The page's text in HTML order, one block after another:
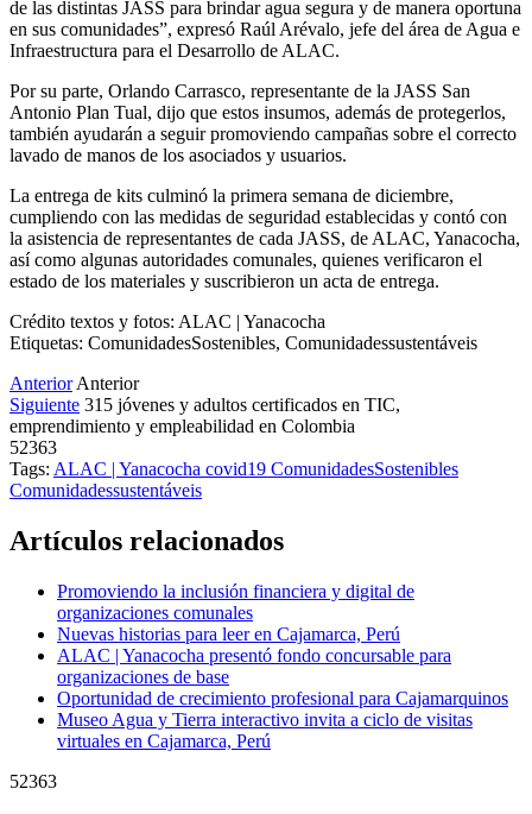
de las distintas JASS para brindar agua segura y de manera oportuna
en sus comunidades”, expresó Raúl Arévalo, jefe del área de Agua e
Infraestructura para el Desarrollo de ALAC.
Por su parte, Orlando Carrasco, representante de la JASS San
Antonio Plan Tual, dijo que estos insumos, además de protegerlos,
también ayudarán a seguir promoviendo campañas sobre el correcto
lavado de manos de los asociados y usuarios.
La entrega de kits culminó la primera semana de diciembre,
cumpliendo con las medidas de seguridad establecidas y contó con
la asistencia de representantes de cada JASS, de ALAC, Yanacocha,
así como algunas autoridades comunales, quienes verificaron el
estado de los materiales y suscribieron un acta de entrega.
Crédito textos y fotos: ALAC | Yanacocha
Etiquetas: ComunidadesSostenibles, Comunidadessustentáveis
Anterior Anterior
Siguiente 315 jóvenes y adultos certificados en TIC,
emprendimiento y empleabilidad en Colombia
52363
Tags: ALAC | Yanacocha covid19 ​ComunidadesSostenibles
Comunidadessustentáveis
Artículos relacionados
Promoviendo la inclusión financiera y digital de
organizaciones comunales
Nuevas historias para leer en Cajamarca, Perú
ALAC | Yanacocha presentó fondo concursable para
organizaciones de base
Oportunidad de crecimiento profesional para Cajamarquinos
Museo Agua y Tierra interactivo invita a ciclo de visitas
virtuales en Cajamarca, Perú
52363